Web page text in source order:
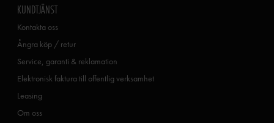
KUNDTJÄNST
Kontakta oss
Ångra köp / retur
Service, garanti & reklamation
Elektronisk faktura till offentlig verksamhet
Leasing
Om oss